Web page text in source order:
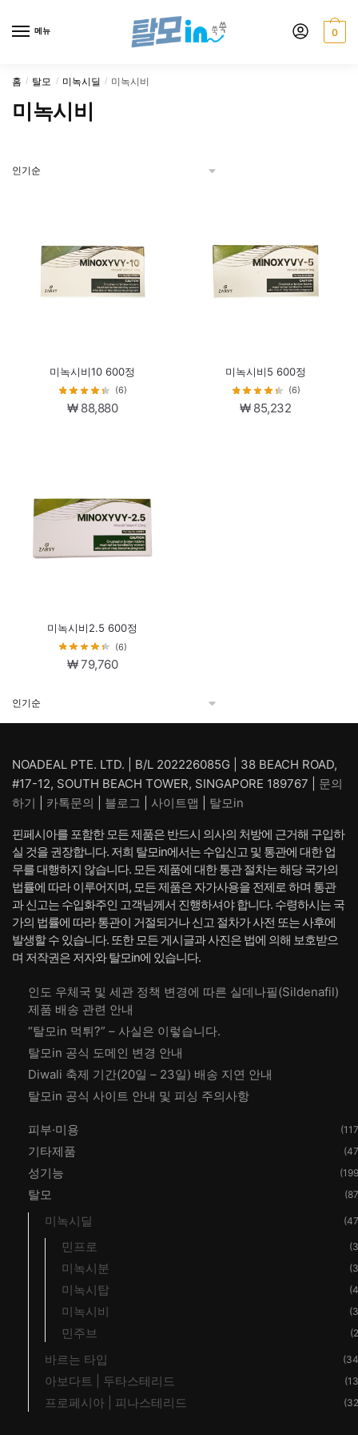
메뉴 0
홈 / 탈모 / 미녹시딜 / 미녹시비
미녹시비
미녹시비10 600정
(6)
₩88,880
미녹시비5 600정
(6)
₩85,232
미녹시비2.5 600정
(6)
₩79,760
NOADEAL PTE. LTD. | B/L 202226085G | 38 BEACH ROAD,
#17-12, SOUTH BEACH TOWER, SINGAPORE 189767 | 문의
하기
카톡문의 블로그 사이트맵 탈모in
핀페시아를 포함한 모든 제품은 반드시 의사의 처방에 근거해 구입하
실 것을 권장합니다. 저희 탈모in에서는 수입신고 및 통관에 대한 업
무를 대행하지 않습니다. 모든 제품에 대한 통관 절차는 해당 국가의
법률에 따라 이루어지며, 모든 제품은 자가사용을 전제로 하며 통관
과 신고는 수입화주인 고객님께서 진행하셔야 합니다. 수령하시는 국
가의 법률에 따라 통관이 거절되거나 신고 절차가 사전 또는 사후에
발생할 수 있습니다. 또한 모든 게시글과 사진은 법에 의해 보호받으
며 저작권은 저자와 탈모in에 있습니다.
인도 우체국 및 세관 정책 변경에 따른 실데나필(Sildenafil)
제품 배송 관련 안내
“탈모in 먹튀?” – 사실은 이렇습니다.
탈모in 공식 도메인 변경 안내
Diwali 축제 기간(20일 – 23일) 배송 지연 안내
탈모in 공식 사이트 안내 및 피싱 주의사항
피부·미용
기타제품
성기능
탈모
미녹시딜
민프로
미녹시분
미녹시탑
미녹시비
민주브
바르는 타입
아보다트 | 두타스테리드
프로페시아 | 피나스테리드